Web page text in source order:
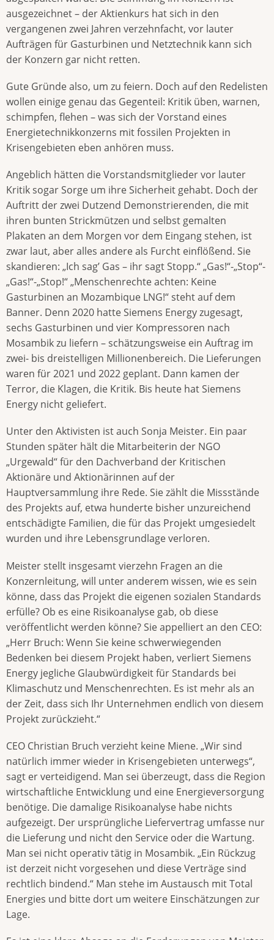
ausgezeichnet – der Aktienkurs hat sich in den
vergangenen zwei Jahren verzehnfacht, vor lauter
Aufträgen für Gasturbinen und Netztechnik kann sich
der Konzern gar nicht retten.
Gute Gründe also, um zu feiern. Doch auf den Redelisten
wollen einige genau das Gegenteil: Kritik üben, warnen,
schimpfen, flehen – was sich der Vorstand eines
Energietechnikkonzerns mit fossilen Projekten in
Krisengebieten eben anhören muss.
Angeblich hätten die Vorstandsmitglieder vor lauter
Kritik sogar Sorge um ihre Sicherheit gehabt. Doch der
Auftritt der zwei Dutzend Demonstrierenden, die mit
ihren bunten Strickmützen und selbst gemalten
Plakaten an dem Morgen vor dem Eingang stehen, ist
zwar laut, aber alles andere als Furcht einflößend. Sie
skandieren: „Ich sag’ Gas – ihr sagt Stopp.“ „Gas!“-„Stop“-
„Gas!“-„Stop!“ „Menschenrechte achten: Keine
Gasturbinen an Mozambique LNG!“ steht auf dem
Banner. Denn 2020 hatte Siemens Energy zugesagt,
sechs Gasturbinen und vier Kompressoren nach
Mosambik zu liefern – schätzungsweise ein Auftrag im
zwei- bis dreistelligen Millionenbereich. Die Lieferungen
waren für 2021 und 2022 geplant. Dann kamen der
Terror, die Klagen, die Kritik. Bis heute hat Siemens
Energy nicht geliefert.
Unter den Aktivisten ist auch Sonja Meister. Ein paar
Stunden später hält die Mitarbeiterin der NGO
„Urgewald“ für den Dachverband der Kritischen
Aktionäre und Aktionärinnen auf der
Hauptversammlung ihre Rede. Sie zählt die Missstände
des Projekts auf, etwa hunderte bisher unzureichend
entschädigte Familien, die für das Projekt umgesiedelt
wurden und ihre Lebensgrundlage verloren.
Meister stellt insgesamt vierzehn Fragen an die
Konzernleitung, will unter anderem wissen, wie es sein
könne, dass das Projekt die eigenen sozialen Standards
erfülle? Ob es eine Risikoanalyse gab, ob diese
veröffentlicht werden könne? Sie appelliert an den CEO:
„Herr Bruch: Wenn Sie keine schwerwiegenden
Bedenken bei diesem Projekt haben, verliert Siemens
Energy jegliche Glaubwürdigkeit für Standards bei
Klimaschutz und Menschenrechten. Es ist mehr als an
der Zeit, dass sich Ihr Unternehmen endlich von diesem
Projekt zurückzieht.“
CEO Christian Bruch verzieht keine Miene. „Wir sind
natürlich immer wieder in Krisengebieten unterwegs“,
sagt er verteidigend. Man sei überzeugt, dass die Region
wirtschaftliche Entwicklung und eine Energieversorgung
benötige. Die damalige Risikoanalyse habe nichts
aufgezeigt. Der ursprüngliche Liefervertrag umfasse nur
die Lieferung und nicht den Service oder die Wartung.
Man sei nicht operativ tätig in Mosambik. „Ein Rückzug
ist derzeit nicht vorgesehen und diese Verträge sind
rechtlich bindend.“ Man stehe im Austausch mit Total
Energies und bitte dort um weitere Einschätzungen zur
Lage.